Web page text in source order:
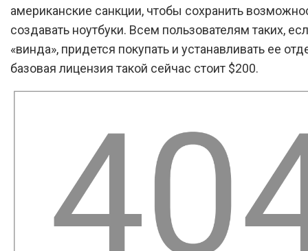
американские санкции, чтобы сохранить
создавать ноутбуки. Всем пользователям таких,
«винда», придется покупать и устанавливать ее
базовая лицензия такой сейчас стоит $200.